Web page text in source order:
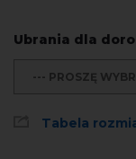
Ubrania dla
--- PROSZĘ
Tabela